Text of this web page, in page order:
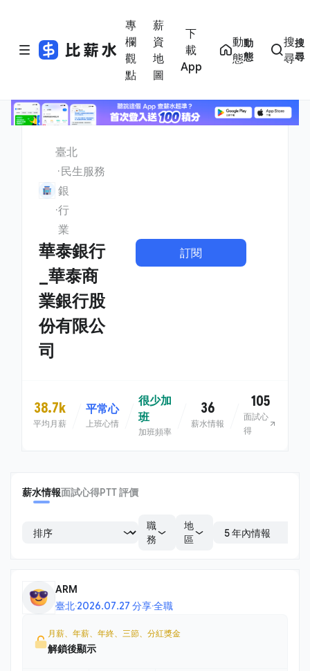
專
欄
觀
點
薪
資
地
圖
下
載
App
動
態
動
態
搜
尋
搜
尋
臺北
民生服務
銀
行
業
華泰銀行
_華泰商
業銀行股
份有限公
司
訂閱
38.7k
平均月薪
平常心
上班心情
很少加
班
加班頻率
36
薪水情報
105
面試心
得
薪水情報面試心得PTT 評價
職
務
地
區
ARM
臺北·2026.07.27 分享·全職
月薪、年薪、年終、三節、分紅獎金
解鎖後顯示